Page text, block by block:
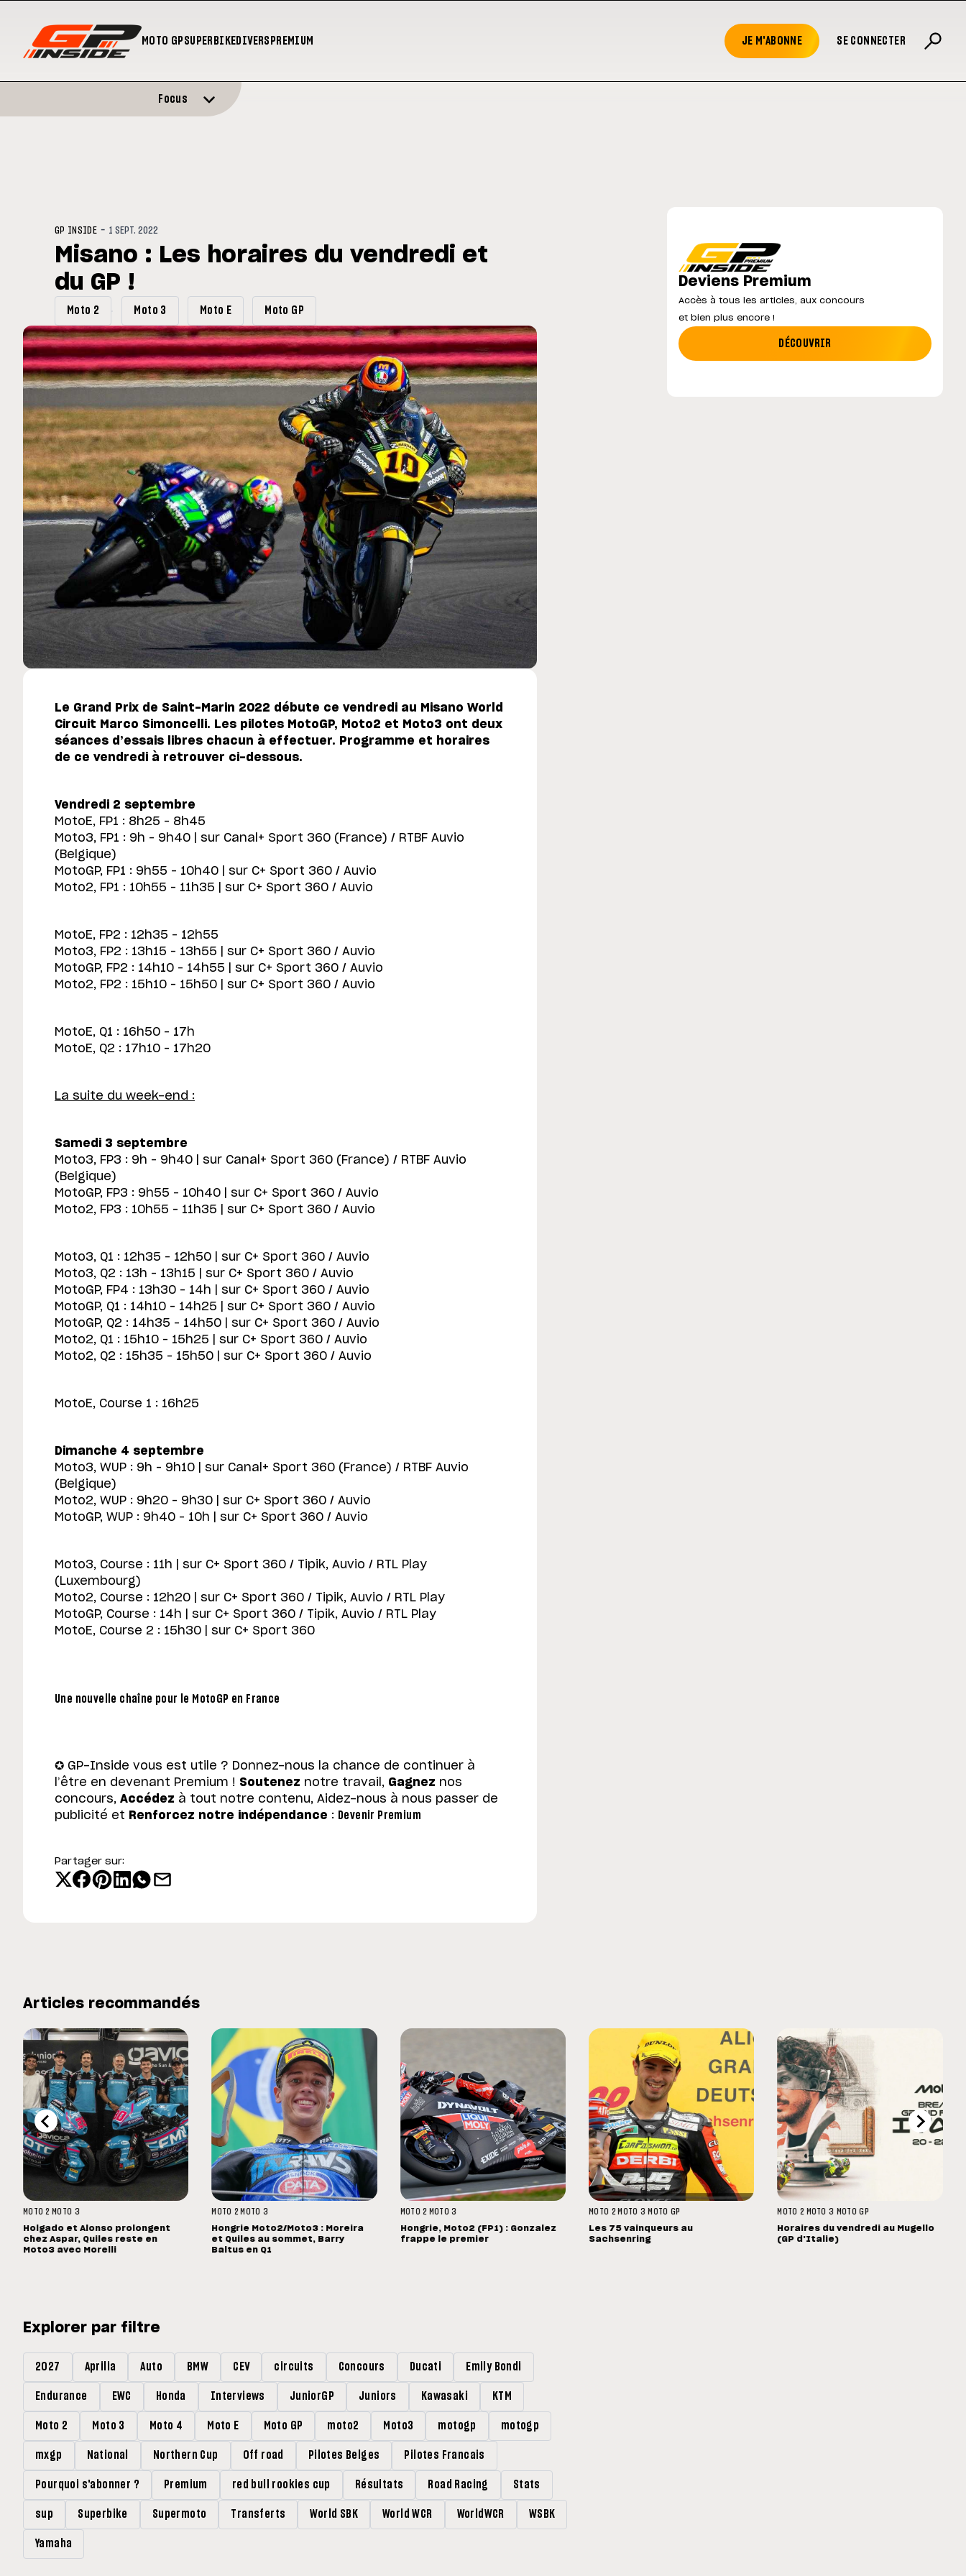
MOTO GPSUPERBIKEDIVERS PREMIUM JE M'ABONNE SE CONNECTER
club spécial dans
MOTO GP
Silverstone : Horaires et Programme du GP de
Grande-Bretagne
MOTO GP
Zarco évite l'opération et vise un retour en
septembre
MotoGP : les cinq constructeurs signent un
Focus
GP INSIDE - 1 SEPT. 2022
Misano : Les horaires du vendredi et
du GP !
Moto 2 Moto 3 Moto E Moto GP
Le Grand Prix de Saint-Marin 2022 débute ce vendredi au Misano World
Circuit Marco Simoncelli. Les pilotes MotoGP, Moto2 et Moto3 ont deux
séances d’essais libres chacun à effectuer. Programme et horaires
de ce vendredi à retrouver ci-dessous.
Vendredi 2 septembre
MotoE, FP1 : 8h25 – 8h45
Moto3, FP1 : 9h – 9h40 | sur Canal+ Sport 360 (France) / RTBF Auvio
(Belgique)
MotoGP, FP1 : 9h55 – 10h40 | sur C+ Sport 360 / Auvio
Moto2, FP1 : 10h55 – 11h35 | sur C+ Sport 360 / Auvio
MotoE, FP2 : 12h35 – 12h55
Moto3, FP2 : 13h15 – 13h55 | sur C+ Sport 360 / Auvio
MotoGP, FP2 : 14h10 – 14h55 | sur C+ Sport 360 / Auvio
Moto2, FP2 : 15h10 – 15h50 | sur C+ Sport 360 / Auvio
MotoE, Q1 : 16h50 – 17h
MotoE, Q2 : 17h10 – 17h20
La suite du week-end :
Samedi 3 septembre
Moto3, FP3 : 9h – 9h40 | sur Canal+ Sport 360 (France) / RTBF Auvio
(Belgique)
MotoGP, FP3 : 9h55 – 10h40 | sur C+ Sport 360 / Auvio
Moto2, FP3 : 10h55 – 11h35 | sur C+ Sport 360 / Auvio
Moto3, Q1 : 12h35 – 12h50 | sur C+ Sport 360 / Auvio
Moto3, Q2 : 13h – 13h15 | sur C+ Sport 360 / Auvio
MotoGP, FP4 : 13h30 – 14h | sur C+ Sport 360 / Auvio
MotoGP, Q1 : 14h10 – 14h25 | sur C+ Sport 360 / Auvio
MotoGP, Q2 : 14h35 – 14h50 | sur C+ Sport 360 / Auvio
Moto2, Q1 : 15h10 – 15h25 | sur C+ Sport 360 / Auvio
Moto2, Q2 : 15h35 – 15h50 | sur C+ Sport 360 / Auvio
MotoE, Course 1 : 16h25
Dimanche 4 septembre
Moto3, WUP : 9h – 9h10 | sur Canal+ Sport 360 (France) / RTBF Auvio
(Belgique)
Moto2, WUP : 9h20 – 9h30 | sur C+ Sport 360 / Auvio
MotoGP, WUP : 9h40 – 10h | sur C+ Sport 360 / Auvio
Moto3, Course : 11h | sur C+ Sport 360 / Tipik, Auvio / RTL Play
(Luxembourg)
Moto2, Course : 12h20 | sur C+ Sport 360 / Tipik, Auvio / RTL Play
MotoGP, Course : 14h | sur C+ Sport 360 / Tipik, Auvio / RTL Play
MotoE, Course 2 : 15h30 | sur C+ Sport 360
Une nouvelle chaîne pour le MotoGP en France
✪ GP-Inside vous est utile ? Donnez-nous la chance de continuer à
l’être en devenant Premium ! Soutenez notre travail, Gagnez nos
concours, Accédez à tout notre contenu, Aidez-nous à nous passer de
publicité et Renforcez notre indépendance : Devenir Premium
Partager sur:
Deviens Premium
Accès à tous les articles, aux concours
et bien plus encore !
DÉCOUVRIR
Articles recommandés
MOTO 2 MOTO 3
Holgado et Alonso prolongent
chez Aspar, Quiles reste en
Moto3 avec Morelli
MOTO 2 MOTO 3
Hongrie Moto2/Moto3 : Moreira
et Quiles au sommet, Barry
Baltus en Q1
MOTO 2 MOTO 3
Hongrie, Moto2 (FP1) : Gonzalez
frappe le premier
MOTO 2 MOTO 3 MOTO GP
Les 75 vainqueurs au
Sachsenring
MOTO 2 MOTO 3 MOTO GP
Horaires du vendredi au Mugello
(GP d'Italie)
Explorer par filtre
2027 Aprilia Auto BMW CEV circuits Concours Ducati Emily Bondi
Endurance EWC Honda Interviews JuniorGP Juniors Kawasaki KTM
Moto 2 Moto 3 Moto 4 Moto E Moto GP moto2 Moto3 motogp motogp
mxgp National Northern Cup Off road Pilotes Belges Pilotes Francais
Pourquoi s'abonner ? Premium red bull rookies cup Résultats Road Racing Stats
sup Superbike Supermoto Transferts World SBK World WCR WorldWCR WSBK
Yamaha